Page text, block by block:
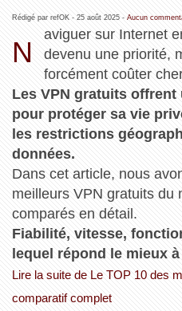
Rédigé par refOK - 25 août 2025- Aucun
N
aviguer sur Internet
devenu une priorité,
forcément coûter
Les VPN gratuits
pour protéger sa vie
les restrictions
données.
Dans cet article, nous
meilleurs VPN gratuits du
comparés en détail.
Fiabilité, vitesse,
lequel répond le mieux
Lire la suite de Le TOP 10 des
comparatif complet